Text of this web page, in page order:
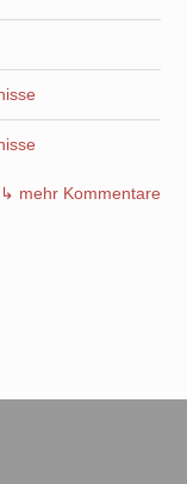
↳ mehr Kommentare